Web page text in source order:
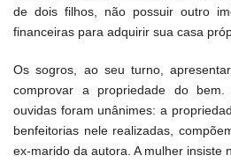
de dois filhos, não possuir outro
financeiras para adquirir sua casa
Os sogros, ao seu turno,
comprovar a propriedade do bem.
ouvidas foram unânimes: a
benfeitorias nele realizadas,
ex-marido da autora. A mulher insiste